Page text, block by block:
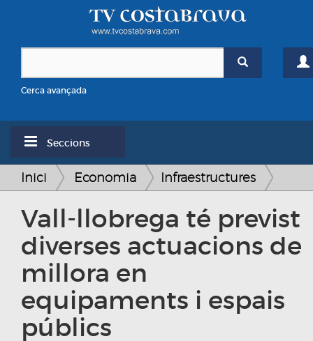
Cerca avançada
Seccions
Inici Economia Infraestructures
Vall-llobrega té previst
diverses actuacions de
millora en
equipaments i espais
públics